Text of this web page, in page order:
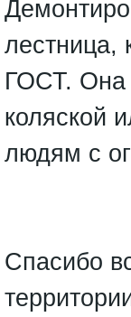
лестница,
ГОСТ. Она
коляской
людям с
Спасибо